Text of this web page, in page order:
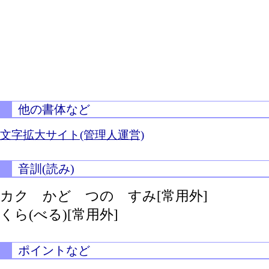
他の書体など
文字拡大サイト(管理人運営)
音訓(読み)
カク かど つの すみ[常用外]
くら(べる)[常用外]
ポイントなど